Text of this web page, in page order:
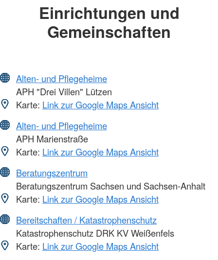
Einrichtungen und
Gemeinschaften
Alten- und Pflegeheime
APH "Drei Villen" Lützen
Karte: Link zur Google Maps Ansicht
Alten- und Pflegeheime
APH Marienstraße
Karte: Link zur Google Maps Ansicht
Beratungszentrum
Beratungszentrum Sachsen und Sachsen-Anhalt
Karte: Link zur Google Maps Ansicht
Bereitschaften / Katastrophenschutz
Katastrophenschutz DRK KV Weißenfels
Karte: Link zur Google Maps Ansicht